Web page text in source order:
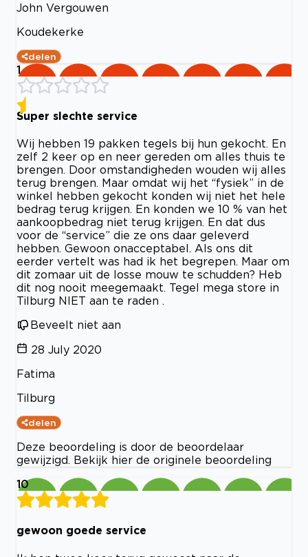
John Vergouwen
Koudekerke
delen
1
Super slechte service
Wij hebben 19 pakken tegels bij hun gekocht. En
zelf 2 keer op en neer gereden om alles thuis te
brengen. Door omstandigheden wouden wij alles
terug brengen. Maar omdat wij het “fysiek” in de
winkel hebben gekocht konden wij niet het hele
bedrag terug krijgen. En konden we 10 % van het
aankoopbedrag niet terug krijgen. En dat dus
voor de “service” die ze ons daar geleverd
hebben. Gewoon onacceptabel. Als ons dit
eerder vertelt was had ik het begrepen. Maar om
dit zomaar uit de losse mouw te schudden? Heb
dit nog nooit meegemaakt. Tegel mega store in
Tilburg NIET aan te raden .
Beveelt niet aan
28 July 2020
Fatima
Tilburg
delen
Deze beoordeling is door de beoordelaar
gewijzigd. Bekijk hier de originele beoordeling
10
gewoon goede service